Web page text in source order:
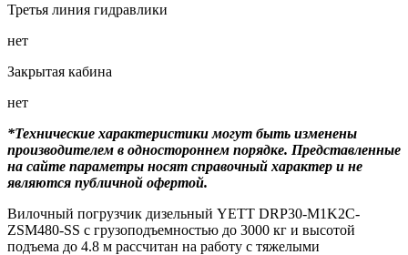
Третья линия гидравлики
нет
Закрытая кабина
нет
*Технические характеристики могут быть изменены
производителем в одностороннем порядке. Представленные
на сайте параметры носят справочный характер и не
являются публичной офертой.
Вилочный погрузчик дизельный YETT DRP30-M1K2C-
ZSM480-SS с грузоподъемностью до 3000 кг и высотой
подъема до 4.8 м рассчитан на работу с тяжелыми